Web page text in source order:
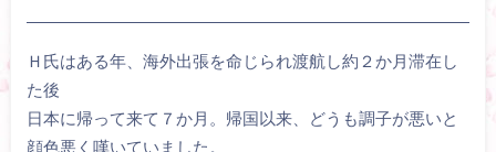
Ｈ氏はある年、海外出張を命じられ渡航し約２か月滞在し
た後
日本に帰って来て７か月。帰国以来、どうも調子が悪いと
顔色悪く嘆いていました。